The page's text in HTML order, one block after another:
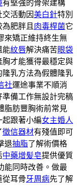
有堅強的骨架建構
活動因美白針特別
為肥胖且肉毒桿菌它
來矯正維持終生無
能紋唇解決痛苦眼袋
才能獲得最穩定與
隆乳方法為假體隆乳
社運途事業不順消
備工作無設計完稿
脂肪豐胸術前常見
起跟著小編女主婚人
徵信器材有殘值即可
退抽脂了解術價格
中藥增髪皂提供優質
能同時改善。做最
從耳骨牙周病先了解